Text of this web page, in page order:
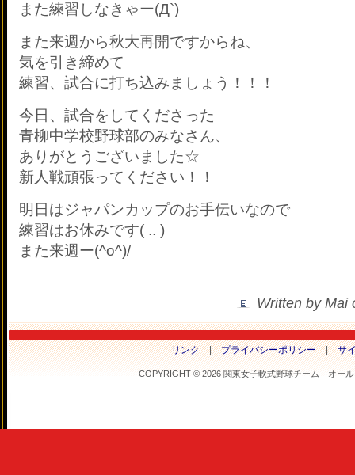
また練習しなきゃー(Д`)
また来週から秋大再開ですからね、
気を引き締めて
練習、試合に打ち込みましょう！！！
今日、試合をしてくださった
青柳中学校野球部のみなさん、
ありがとうございました☆
新人戦頑張ってください！！
明日はジャパンカップのお手伝いなので
練習はお休みです( .. )
また来週ー(^o^)/
Written by Mai
リンク|プライバシーポリシー|サ
COPYRIGHT © 2026 関東女子軟式野球チーム オー